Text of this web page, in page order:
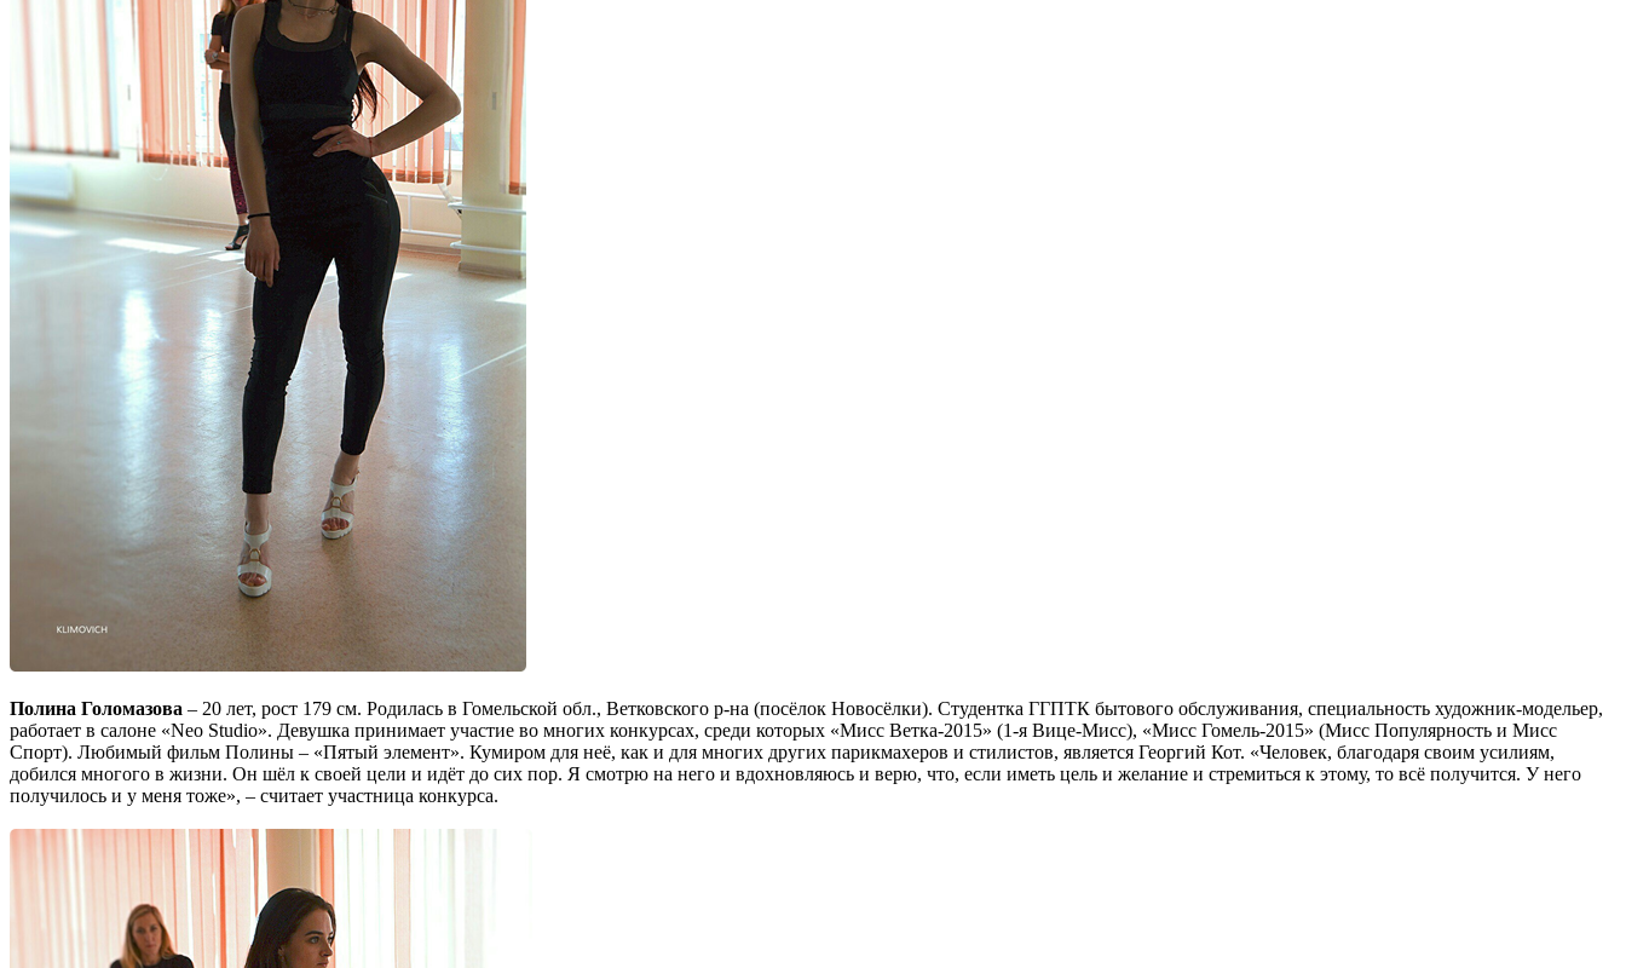
Полина Голомазова – 20 лет, рост 179 см. Родилась в Гомельской обл., Ветковского р-на (посёлок Новосёлки). Студентка ГГПТК бытового обслуживания, специальность художник-модельер,
работает в салоне «Neo Studio». Девушка принимает участие во многих конкурсах, среди которых «Мисс Ветка-2015» (1-я Вице-Мисс), «Мисс Гомель-2015» (Мисс Популярность и Мисс
Спорт). Любимый фильм Полины – «Пятый элемент». Кумиром для неё, как и для многих других парикмахеров и стилистов, является Георгий Кот. «Человек, благодаря своим усилиям,
добился многого в жизни. Он шёл к своей цели и идёт до сих пор. Я смотрю на него и вдохновляюсь и верю, что, если иметь цель и желание и стремиться к этому, то всё получится. У него
получилось и у меня тоже», – считает участница конкурса.